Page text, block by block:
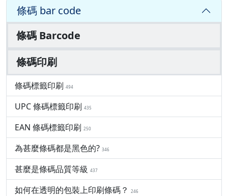
條碼 bar code
條碼 Barcode
條碼印刷
條碼標籤印刷 494
UPC 條碼標籤印刷 435
EAN 條碼標籤印刷 250
為甚麼條碼都是黑色的? 346
甚麼是條碼品質等級 437
如何在透明的包裝上印刷條碼？ 246